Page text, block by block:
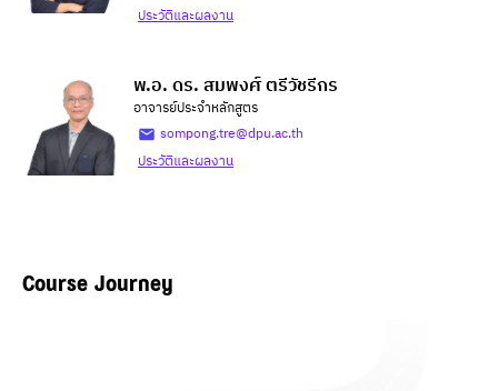
ประวัติและผลงาน
พ.อ. ดร. สมพงศ์ ตรีวัชรีกร
อาจารย์ประจำหลักสูตร
sompong.tre@dpu.ac.th
ประวัติและผลงาน
Course Journey